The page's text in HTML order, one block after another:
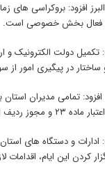
البرز افزود: بروکراسی های
فعال بخش خصوصی است.
دولت الکترونیک و
در پیگیری امور
افزود: تمامی مدیران
از سازمان برنامه و بودجه، دنبال کنند.
و دستگاه های
کردن این ایام، اقدامات